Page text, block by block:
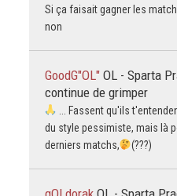
Si ça faisait gagner les
non
GoodG"OL" OL - Sparta
continue de grimper
... Fassent qu'ils
du style pessimiste, mais là
derniers matchs,
(???)